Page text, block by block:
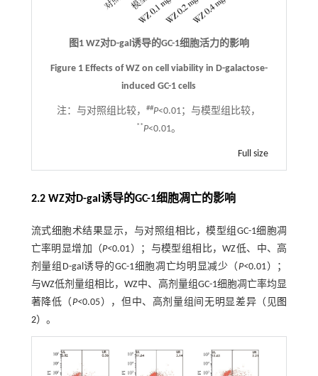
图1 WZ对D-gal诱导的GC-1细胞活力的影响
Figure 1 Effects of WZ on cell viability in D-galactose-
induced GC-1 cells
注：与对照组比较，##P<0.01；与模型组比较，
**P<0.01。
Full size
2.2 WZ对D-gal诱导的GC-1细胞凋亡的影响
流式细胞术结果显示，与对照组相比，模型组GC-1细胞凋
亡率明显增加（P<0.01）；与模型组相比，WZ低、中、高
剂量组D-gal诱导的GC-1细胞凋亡均明显减少（P<0.01）；
与WZ低剂量组相比，WZ中、高剂量组GC-1细胞凋亡率均显
著降低（P<0.05），但中、高剂量组间无明显差异（见图
2）。